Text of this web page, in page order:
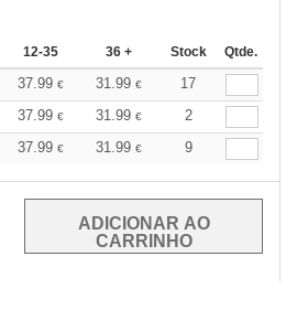
12-35 36 + Stock Qtde.
37.99 € 31.99 €
17
37.99 € 31.99 €
2
37.99 € 31.99 € 9